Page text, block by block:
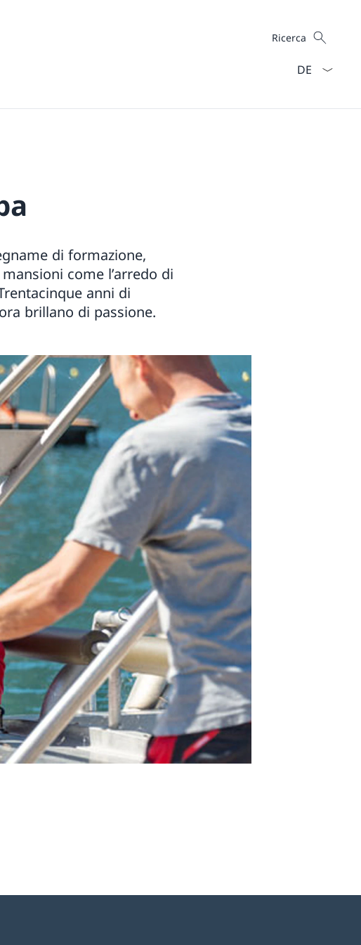
Cercare
Ricerca
di formazione,
come l’arredo di
anni di
brillano di passione.